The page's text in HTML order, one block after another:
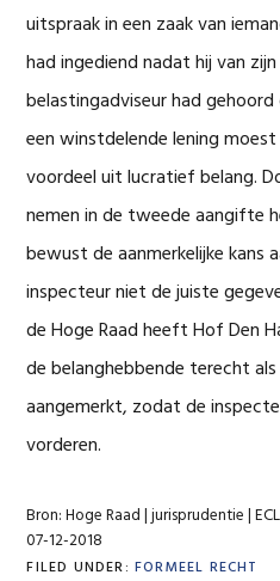
uitspraak in een zaak van
had ingediend nadat hij van
belastingadviseur had
een winstdelende lening moest
voordeel uit lucratief belang.
nemen in de tweede aangifte
bewust de aanmerkelijke kans
inspecteur niet de juiste
de Hoge Raad heeft Hof Den
de belanghebbende terecht
aangemerkt, zodat de
vorderen.
Bron: Hoge Raad | jurisprudentie |
07-12-2018
FILED UNDER: FORMEEL RECHT